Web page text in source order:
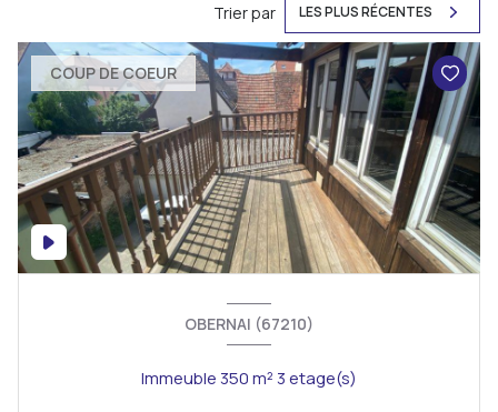
Trier par LES PLUS RÉCENTES
COUP DE COEUR
OBERNAI (67210)
Immeuble 350 m² 3 etage(s)